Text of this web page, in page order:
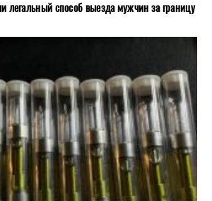
легальный способ выезда мужчин за границу